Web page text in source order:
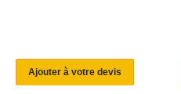
Ajouter à votre devis